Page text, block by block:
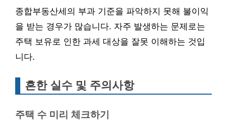
종합부동산세의 부과 기준을 파악하지 못해 불이익
을 받는 경우가 많습니다. 자주 발생하는 문제로는
주택 보유로 인한 과세 대상을 잘못 이해하는 것입
니다.
흔한 실수 및 주의사항
주택 수 미리 체크하기